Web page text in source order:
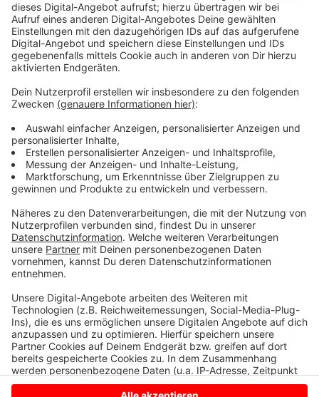
abgerissen. Im ersten Obergeschoss sind vier
Wohnungen vorgesehen. Für das Dorf ist es damit eine
gleich dreifach gute Nachricht, dass die alte
Gaststätte saniert wird: Es entstehen neue
Rathaus-Mitarbeiter haben ein Übergangs-Quartier.
Das Nordkirchener Rathaus soll künftig mehr Platz für
Mitarbeiter und Besucher bieten und einen attraktiven
Eingangsbereich bekommen. Es heizt mit
umweltfreundlicher Erdwärme. Gut ein Jahr sind für die
Umbauarbeiten vorgesehen.
Anzeige
Anzeige